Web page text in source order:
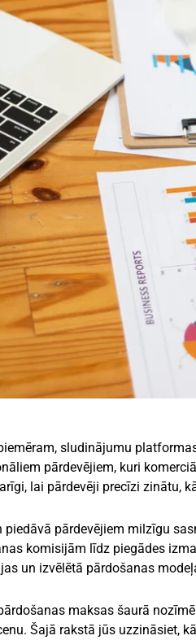
sludinājumu
pārdevējiem, kuri
lai pārdevēji precīzi zinātu,
piedāvā pārdevējiem milzīgu
komisijām līdz piegādes
un izvēlētā pārdošanas
maksas šaurā
Šajā rakstā jūs uzzināsiet,